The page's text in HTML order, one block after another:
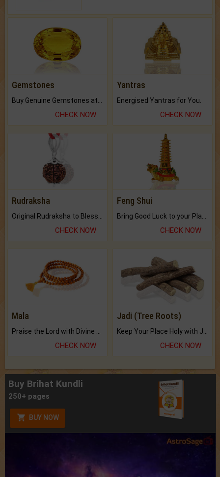
Gemstones
CHECK NOW
Yantras
Energised Yantras for You.
CHECK NOW
Rudraksha
CHECK NOW
Feng Shui
CHECK NOW
Mala
Praise the Lord with Divine Energies of Mala.
CHECK NOW
Jadi (Tree Roots)
Keep Your Place Holy with Jadi.
CHECK NOW
Buy Brihat Kundli
250+ pages
BUY NOW